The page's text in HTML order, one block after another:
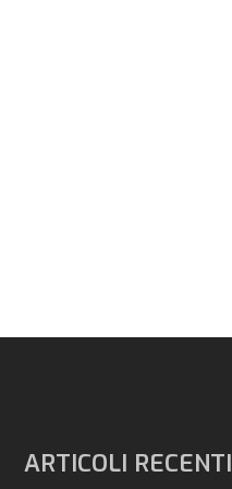
ARTICOLI RECENTI